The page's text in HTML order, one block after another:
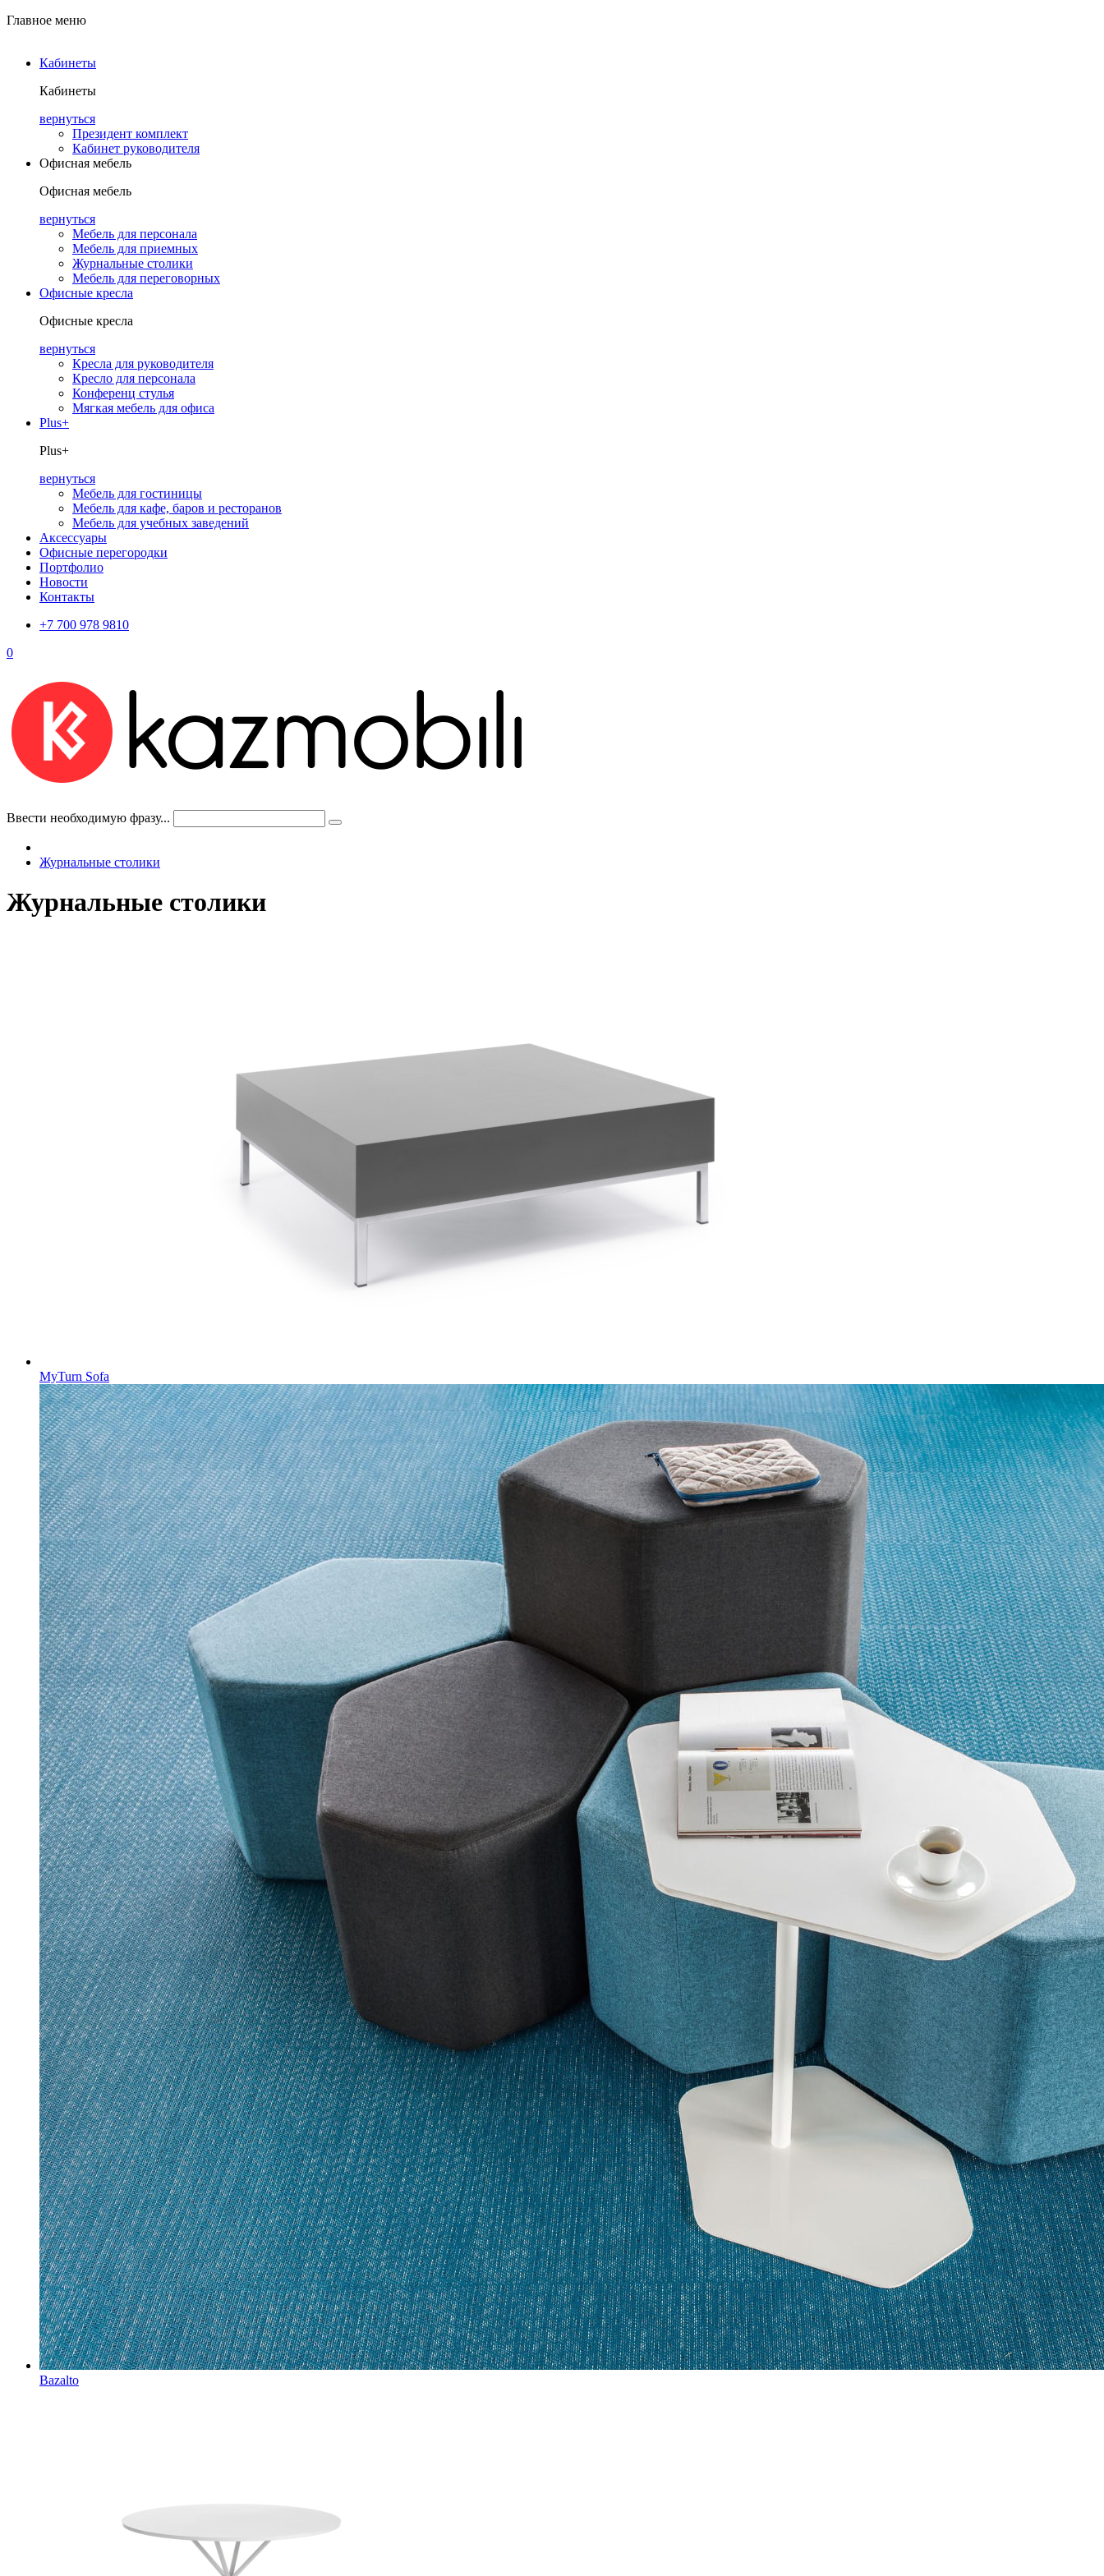
Главное меню
Кабинеты
Кабинеты
вернуться
Президент комплект
Кабинет руководителя
Офисная мебель
Офисная мебель
вернуться
Мебель для персонала
Мебель для приемных
Журнальные столики
Мебель для переговорных
Офисные кресла
Офисные кресла
вернуться
Кресла для руководителя
Кресло для персонала
Конференц стулья
Мягкая мебель для офиса
Plus+
Plus+
вернуться
Мебель для гостиницы
Мебель для кафе, баров и ресторанов
Мебель для учебных заведений
Аксессуары
Офисные перегородки
Портфолио
Новости
Контакты
+7 700 978 9810
0
Ввести необходимую фразу...
Журнальные столики
Журнальные столики
MyTurn Sofa
Bazalto